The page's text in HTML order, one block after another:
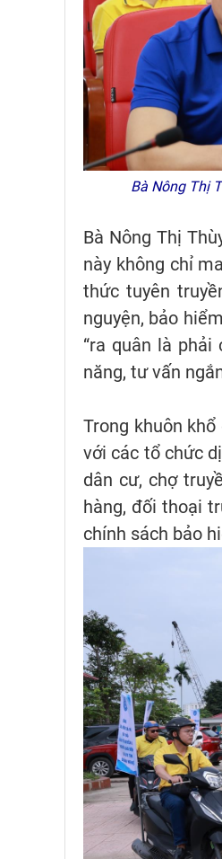
Bà Nông Thị
Bà Nông Thị
này không chỉ
thức tuyên
nguyện, bảo
“ra quân là
năng, tư vấn
Trong khuôn
với các tổ chức
dân cư, chợ
hàng, đối thoại
chính sách bảo